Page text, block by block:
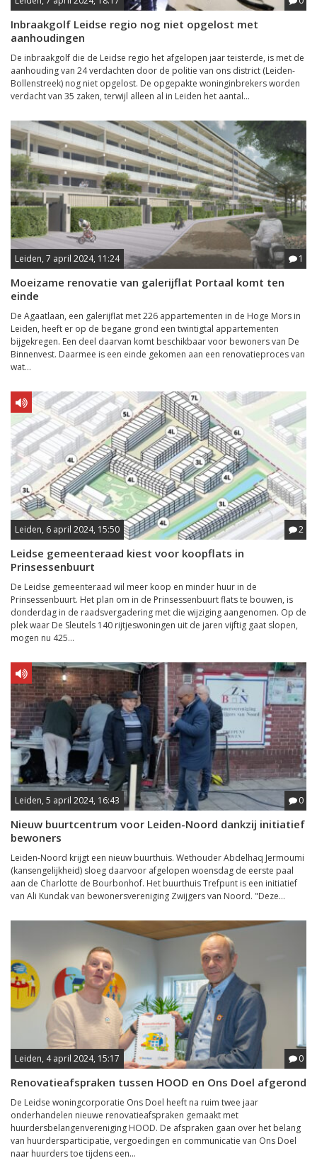
Inbraakgolf Leidse regio nog niet opgelost met
aanhoudingen
De inbraakgolf die de Leidse regio het afgelopen jaar teisterde, is met de
aanhouding van 24 verdachten door de politie van ons district (Leiden-
Bollenstreek) nog niet opgelost. De opgepakte woninginbrekers worden
verdacht van 35 zaken, terwijl alleen al in Leiden het aantal...
Leiden, 7 april 2024, 11:24 1
Moeizame renovatie van galerijflat Portaal komt ten
einde
De Agaatlaan, een galerijflat met 226 appartementen in de Hoge Mors in
Leiden, heeft er op de begane grond een twintigtal appartementen
bijgekregen. Een deel daarvan komt beschikbaar voor bewoners van De
Binnenvest. Daarmee is een einde gekomen aan een renovatieproces van
wat...
Leiden, 6 april 2024, 15:50 2
Leidse gemeenteraad kiest voor koopflats in
Prinsessenbuurt
De Leidse gemeenteraad wil meer koop en minder huur in de
Prinsessenbuurt. Het plan om in de Prinsessenbuurt flats te bouwen, is
donderdag in de raadsvergadering met die wijziging aangenomen. Op de
plek waar De Sleutels 140 rijtjeswoningen uit de jaren vijftig gaat slopen,
mogen nu 425...
Leiden, 5 april 2024, 16:43 0
Nieuw buurtcentrum voor Leiden-Noord dankzij initiatief
bewoners
Leiden-Noord krijgt een nieuw buurthuis. Wethouder Abdelhaq Jermoumi
(kansengelijkheid) sloeg daarvoor afgelopen woensdag de eerste paal
aan de Charlotte de Bourbonhof. Het buurthuis Trefpunt is een initiatief
van Ali Kundak van bewonersvereniging Zwijgers van Noord. "Deze...
Leiden, 4 april 2024, 15:17 0
Renovatieafspraken tussen HOOD en Ons Doel afgerond
De Leidse woningcorporatie Ons Doel heeft na ruim twee jaar
onderhandelen nieuwe renovatieafspraken gemaakt met
huurdersbelangenvereniging HOOD. De afspraken gaan over het belang
van huurdersparticipatie, vergoedingen en communicatie van Ons Doel
naar huurders toe tijdens een...